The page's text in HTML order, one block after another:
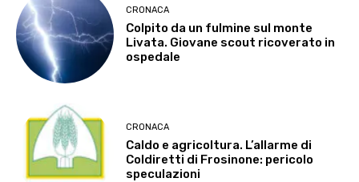
CRONACA
Colpito da un fulmine sul monte
Livata. Giovane scout ricoverato in
ospedale
CRONACA
Caldo e agricoltura. L’allarme di
Coldiretti di Frosinone: pericolo
speculazioni